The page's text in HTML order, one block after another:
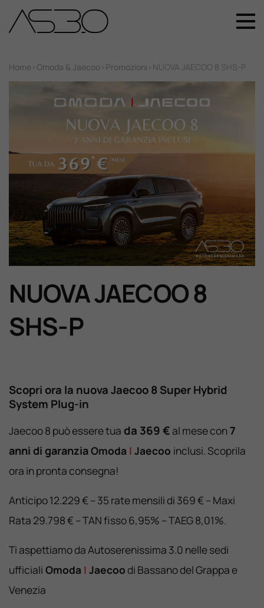
+39 049 899 4411
Auto Nuove
Promozioni
Assistenza
Novità Sui Nostri Veicoli
Lavora Con Noi
Contattaci
Home > Omoda & Jaecoo > Promozioni > NUOVA JAECOO 8 SHS-P
NUOVA JAECOO 8
SHS-P
Scopri ora la nuova Jaecoo 8 Super Hybrid
System Plug-in
Jaecoo 8 può essere tua da 369 €al mese con7
anni di garanziaOmoda I Jaecoo inclusi. Scoprila
ora in pronta consegna!
Anticipo 12.229 € – 35 rate mensili di 369 € – Maxi
Rata 29.798 € – TAN fisso 6,95% – TAEG 8,01%.
Ti aspettiamo da Autoserenissima 3.0 nelle sedi
ufficiali Omoda I Jaecoodi Bassano del Grappa e
Venezia